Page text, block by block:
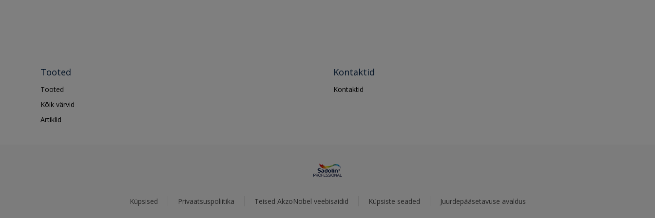
Tooted
Tooted
Kõik värvid
Artiklid
Kontaktid
Kontaktid
Küpsised Privaatsuspoliitika Teised AkzoNobel veebisaidid Küpsiste seaded Juurdepääsetavuse avaldus